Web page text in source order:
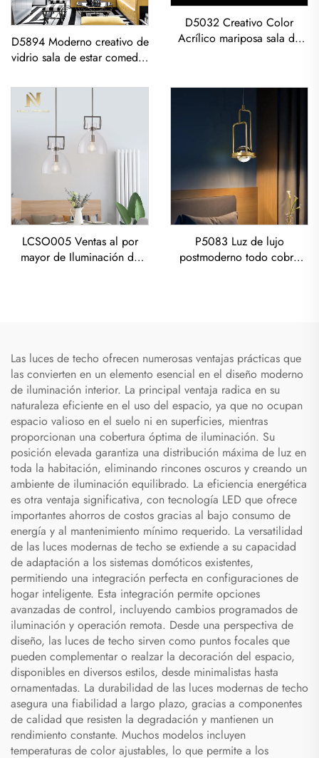
D5894 Moderno creativo de
vidrio sala de estar comedor
led con Pendiente Dorado
D5032 Creativo Color
Acrílico mariposa sala de
Coloreada Pendiente
LCSO005 Ventas al por
mayor de Iluminación de
P5083 Luz de lujo
postmoderno todo cobre
Las luces de techo ofrecen numerosas ventajas prácticas que
las convierten en un elemento esencial en el diseño moderno
de iluminación interior. La principal ventaja radica en su
naturaleza eficiente en el uso del espacio, ya que no ocupan
espacio valioso en el suelo ni en superficies, mientras
proporcionan una cobertura óptima de iluminación. Su
posición elevada garantiza una distribución máxima de luz en
toda la habitación, eliminando rincones oscuros y creando un
ambiente de iluminación equilibrado. La eficiencia energética
es otra ventaja significativa, con tecnología LED que ofrece
importantes ahorros de costos gracias al bajo consumo de
energía y al mantenimiento mínimo requerido. La versatilidad
de las luces modernas de techo se extiende a su capacidad
de adaptación a los sistemas domóticos existentes,
permitiendo una integración perfecta en configuraciones de
hogar inteligente. Esta integración permite opciones
avanzadas de control, incluyendo cambios programados de
iluminación y operación remota. Desde una perspectiva de
diseño, las luces de techo sirven como puntos focales que
pueden complementar o realzar la decoración del espacio,
disponibles en diversos estilos, desde minimalistas hasta
ornamentadas. La durabilidad de las luces modernas de techo
asegura una fiabilidad a largo plazo, gracias a componentes
de calidad que resisten la degradación y mantienen un
rendimiento constante. Muchos modelos incluyen
temperaturas de color ajustables, lo que permite a los